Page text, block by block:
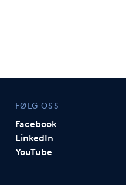
FØLG OSS
Facebook
LinkedIn
YouTube